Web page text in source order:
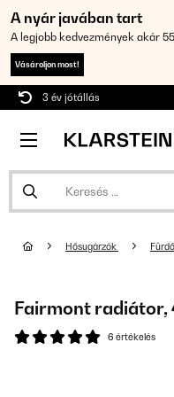
A nyár javában tart
A legjobb kedvezmények akár
Vásároljon most!
3 év jótállás
Hősugárzók
Fairmont radiátor,
6 értékelés